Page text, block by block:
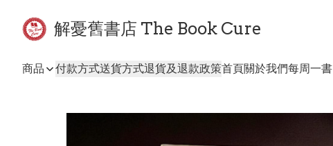
解憂舊書店 The Book Cure
商品 付款方式送貨方式退貨及退款政策首頁關於我們每周一書